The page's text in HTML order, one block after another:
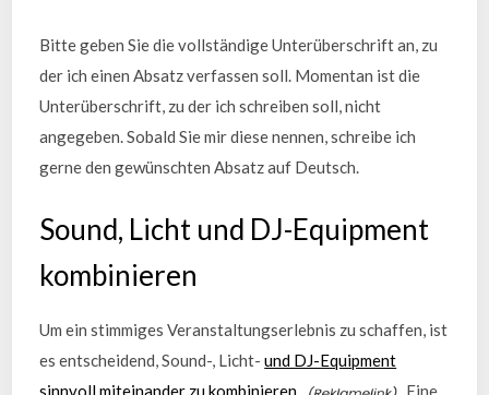
Bitte geben Sie die vollständige Unterüberschrift an, zu
der ich einen Absatz verfassen soll. Momentan ist die
Unterüberschrift, zu der ich schreiben soll, nicht
angegeben. Sobald Sie mir diese nennen, schreibe ich
gerne den gewünschten Absatz auf Deutsch.
Sound, Licht und DJ-Equipment
kombinieren
Um ein stimmiges Veranstaltungserlebnis zu schaffen, ist
es entscheidend, Sound-, Licht-und DJ-Equipment
sinnvoll miteinander zu kombinieren.
Eine